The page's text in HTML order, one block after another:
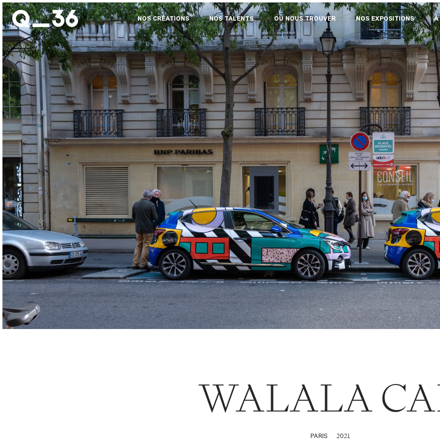
NOS CRÉATIONS NOS TALENTS OÙ NOUS TROUVER NOS EXPOSITIONS À
WALALA
PARIS 2021